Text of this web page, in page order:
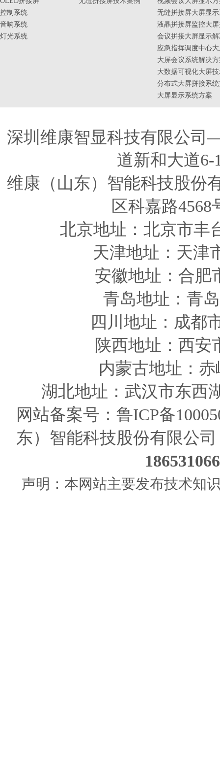
控制系统
音响系统
灯光系统
无缝拼接屏大屏显
液晶拼接屏监控大
会议拼接大屏显示
应急指挥调度中心
大屏会议系统解决
大数据可视化大屏
分布式大屏拼接系
大屏显示系统方案
深圳维康智显科技有限公
道新和大道6-
维康（山东）智能科技股
区科嘉路
北京地址：北京市丰
天津地址 ：天津
安徽地址 ：合
青岛地址 ：青
四川 地址 ：成都
陕西地址 ：西
内蒙古地址：
湖北地址：武汉市东西
网站备案号： 鲁ICP备
东）智能科技股份有限公司
声明：本网站主要发布技术知